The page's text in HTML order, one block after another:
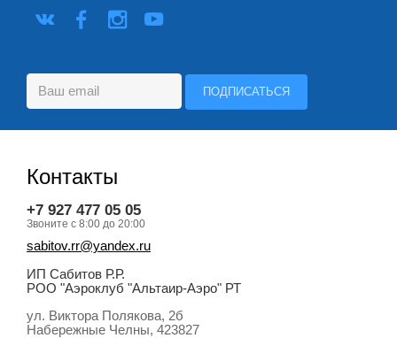
Контакты
+7 927 477 05 05
Звоните с 8:00 до 20:00
sabitov.rr@yandex.ru
ИП Сабитов Р.Р.
РОО "Аэроклуб "Альтаир-Аэро" РТ
ул. Виктора Полякова, 2б
Набережные Челны, 423827